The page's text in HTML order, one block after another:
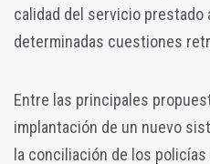
calidad del servicio prestado
determinadas cuestiones
Entre las principales
implantación de un nuevo
la conciliación de los